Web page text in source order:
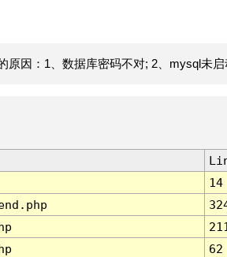
因：1、数据库密码不对; 2、mysql未启
14
211
62